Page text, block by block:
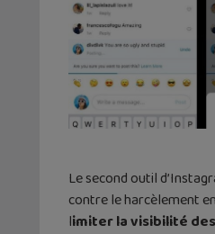
Le second outil
contre le harcèlement
limiter la visibilité